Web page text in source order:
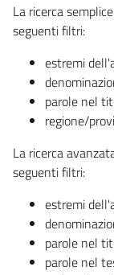
La ricerca
seguenti filtri:
estremi
parole nel
regione/
La ricerca
seguenti filtri:
estremi
parole nel
parole nel